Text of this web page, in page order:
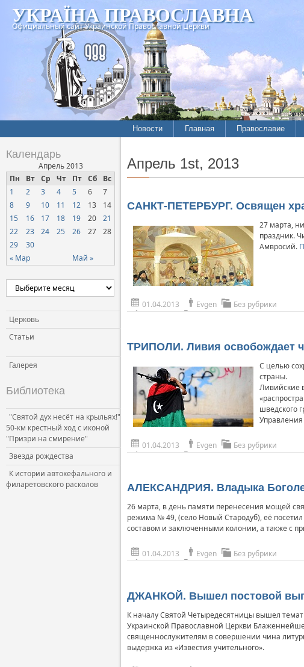
УКРАЇНА ПРАВОСЛАВНА
Официальный сайт Украинской Православной Церкви
Новости Главная Православие
Календарь
Апрель 2013
Пн
Вт Ср Чт Пт Сб Вс
« Мар Май »
1 2 3 4 5 6
7
8
9 10 11 12 13
14
15
16 17 18 19 20
21
22
23 24 25 26 27
28
29
30
Церковь
Статьи
Галерея
Библиотека
"Святой дух несёт на крыльях!"
50-км крестный ход с иконой
"Призри на смирение"
Звезда рождества
К истории автокефального и
филаретовского расколов
Апрель 1st, 2013
САНКТ-ПЕТЕРБУРГ. Освящен
27 марта,
праздник.
Амвросий.
01.04.2013 Evgen Без рубрики
ТРИПОЛИ. Ливия освобождает
С целью
страны.
Ливийские
шведского
01.04.2013 Evgen Без рубрики
АЛЕКСАНДРИЯ. Владыка
26 марта, в день памяти перенесения мощей
режима № 49, (село Новый Стародуб), её
составом и заключенными колонии, а также с
01.04.2013 Evgen Без рубрики
ДЖАНКОЙ. Вышел постовой
К началу Святой Четыредесятницы вышел
Украинской Православной Церкви
священнослужителям в совершении чина
выдержка из «Известия учительного».